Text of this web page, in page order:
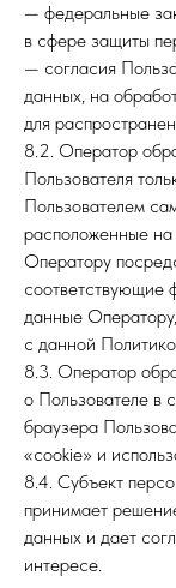
— федеральные
в сфере защиты
— согласия
данных, на
для
8.2. Оператор
Пользователя
Пользователем
расположенные на
Оператору
соответствующие
данные
с данной
8.3. Оператор
о Пользователе в
браузера
«cookie» и
8.4. Субъект
принимает
данных и дает
интересе.